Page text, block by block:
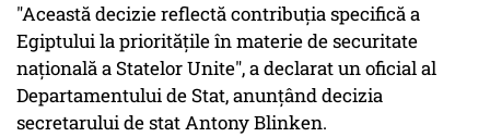
"Această decizie reflectă contribuţia specifică a
Egiptului la priorităţile în materie de securitate
naţională a Statelor Unite", a declarat un oficial al
Departamentului de Stat, anunţând decizia
secretarului de stat Antony Blinken.